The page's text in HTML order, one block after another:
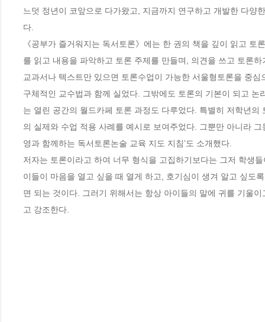
느덧 정년이 코앞으로 다가왔고, 지금까지 연구하고 개발한 다양
다.
《공부가 즐거워지는 독서토론》에는 한 권의 책을 깊이 읽고
를 읽고 내용을 파악하고 토론 주제를 만들며, 의견을 쓰고 토론
교과서나 텍스트만 있으면 토론수업이 가능한 서울형토론을 중
구체적인 교수법과 함께 실었다. 그밖에도 토론의 기본이 되고
는 열린 공간의 월드카페 토론 과정도 다루었다. 특별히 저학년
의 실제와 수업 적용 사례를 예시로 보여주었다. 그뿐만 아니라
영과 함께하는 독서토론논술 교육 지도 지침’도 소개했다.
저자는 토론이라고 하여 너무 형식을 고집하기보다는 그저 학생
이들이 마음을 열고 싶을 때 열게 하고, 호기심이 생겨 알고 싶도
면 되는 것이다. 그러기 위해서는 항상 아이들의 말에 귀를 기울
고 강조한다.